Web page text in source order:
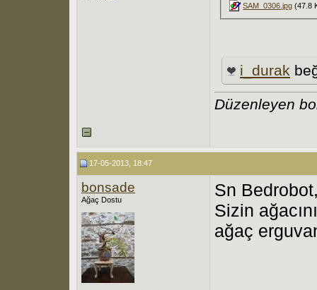
SAM_0306.jpg (47.8
i_durak
Düzenleyen
17-05-2013, 18:47
bonsade
Ağaç Dostu
Sn
Sizin
ağaç